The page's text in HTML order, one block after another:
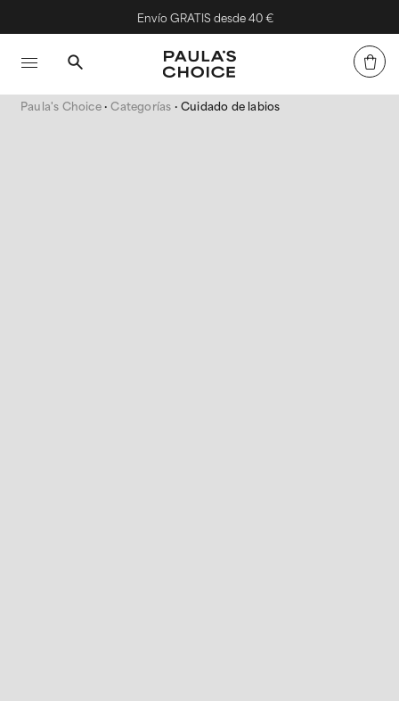
Envío GRATIS desde 40 €
Paula's Choice Categorías Cuidado de labios